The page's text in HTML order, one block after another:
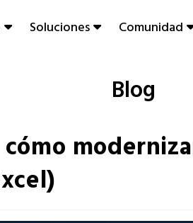
Soluciones Comunidad
Blog